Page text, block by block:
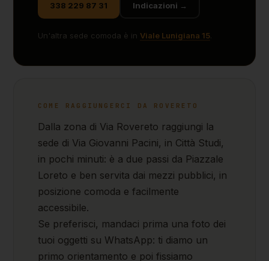
338 229 87 31 Indicazioni →
Un'altra sede comoda è in Viale Lunigiana 15
COME RAGGIUNGERCI DA ROVERETO
Dalla zona di Via Rovereto raggiungi la
sede di Via Giovanni Pacini, in Città Studi,
in pochi minuti: è a due passi da Piazzale
Loreto e ben servita dai mezzi pubblici, in
posizione comoda e facilmente
accessibile.
Se preferisci, mandaci prima una foto dei
tuoi oggetti su WhatsApp: ti diamo un
primo orientamento e poi fissiamo